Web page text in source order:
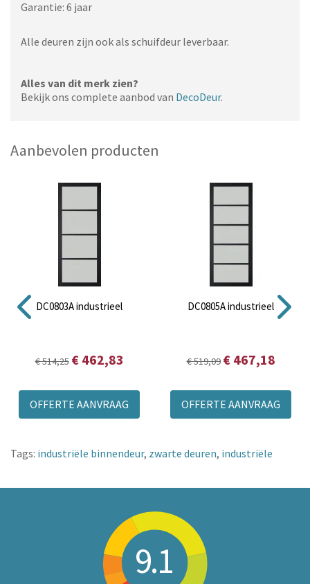
Garantie: 6 jaar
Alle deuren zijn ook als schuifdeur leverbaar.
Alles van dit merk zien?
Bekijk ons complete aanbod van DecoDeur.
Aanbevolen producten
DC0803A industrieel
€ 514,25 € 462,83
OFFERTE AANVRAAG
DC0805A industrieel
€ 519,09 € 467,18
OFFERTE AANVRAAG
Tags: industriële binnendeur, zwarte deuren, industriële
9.1